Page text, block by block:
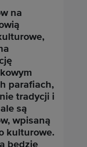
na
parafiach,
tradycji i
są
wpisaną
kulturowe.
będzie